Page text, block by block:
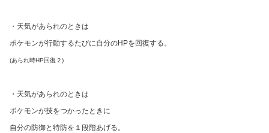
・天気があられのときは
ポケモンが行動するたびに自分のHPを回復する。
(あられ時HP回復２)
・天気があられのときは
ポケモンが技をつかったときに
自分の防御と特防を１段階あげる。